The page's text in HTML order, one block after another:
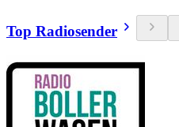
Top Radiosender